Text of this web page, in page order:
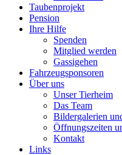
Taubenprojekt
Pension
Ihre Hilfe
Spenden
Mitglied werden
Gassigehen
Fahrzeugsponsoren
Über uns
Unser Tierheim
Das Team
Bildergalerien
Öffnungszeiten
Kontakt
Links